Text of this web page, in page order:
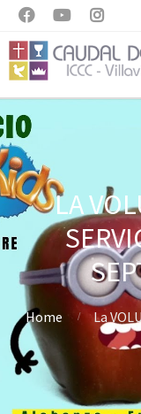
  
LA
Home
La